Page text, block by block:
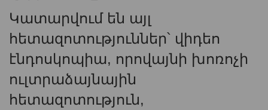
Կատարվում են այլ
հետազոտություններ՝ վիդեո
էնդոսկոպիա, որովայնի խոռոչի
ուլտրաձայնային
հետազոտություն,